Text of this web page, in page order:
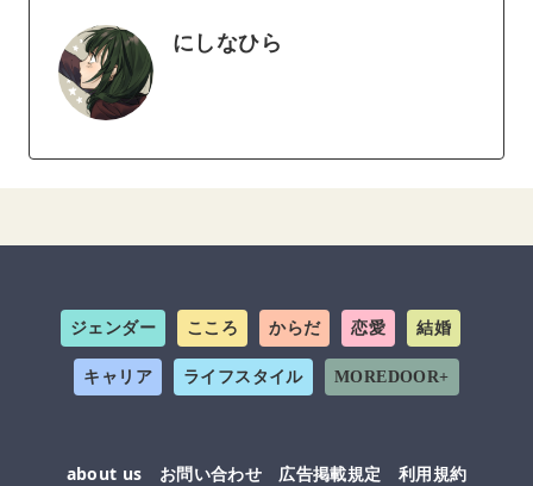
にしなひら
ジェンダー こころ からだ 恋愛 結婚
キャリア ライフスタイル MOREDOOR+
about us お問い合わせ 広告掲載規定 利用規約